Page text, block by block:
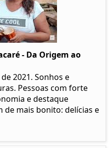
- Da Origem ao
2021. Sonhos e
Pessoas com forte
e destaque
mais bonito: delícias e